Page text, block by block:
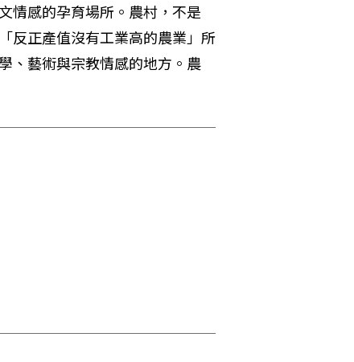
情感的孕育場所。農村，不是
反正產值沒有工業高的農業」所
、藝術與宗教情感的地方。農